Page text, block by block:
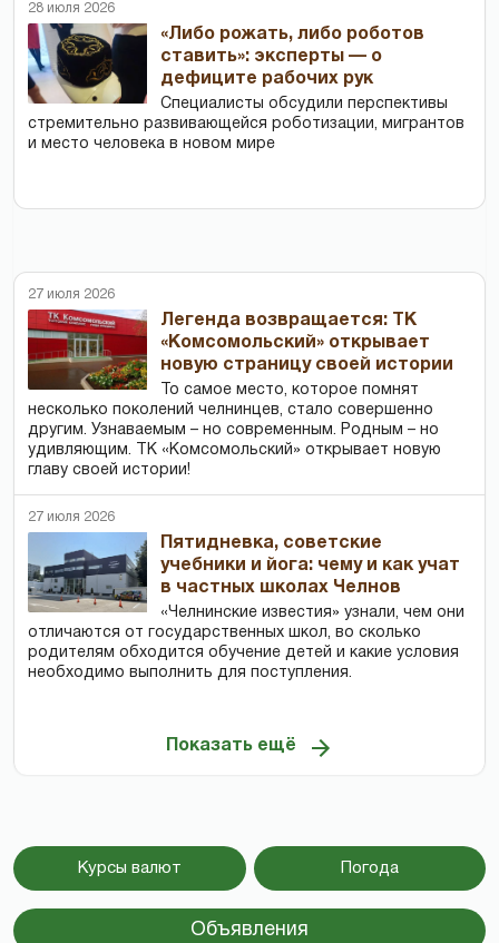
28 июля 2026
«Либо рожать, либо роботов
ставить»: эксперты — о
дефиците рабочих рук
Специалисты обсудили перспективы
стремительно развивающейся роботизации, мигрантов
и место человека в новом мире
27 июля 2026
Легенда возвращается: ТК
«Комсомольский» открывает
новую страницу своей истории
То самое место, которое помнят
несколько поколений челнинцев, стало совершенно
другим. Узнаваемым – но современным. Родным – но
удивляющим. ТК «Комсомольский» открывает новую
главу своей истории!
27 июля 2026
Пятидневка, советские
учебники и йога: чему и как учат
в частных школах Челнов
«Челнинские известия» узнали, чем они
отличаются от государственных школ, во сколько
родителям обходится обучение детей и какие условия
необходимо выполнить для поступления.
Показать ещё
Курсы валют Погода
Объявления